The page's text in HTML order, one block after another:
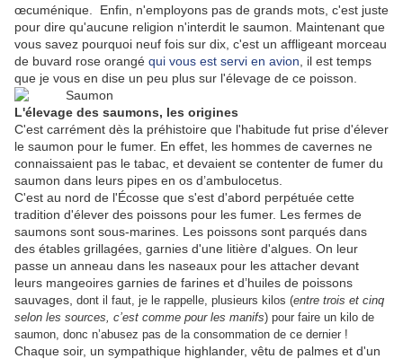
œcuménique. Enfin, n'employons pas de grands mots, c'est juste
pour dire qu'aucune religion n'interdit le saumon. Maintenant que
vous savez pourquoi neuf fois sur dix, c'est un affligeant morceau
de buvard rose orangé qui vous est servi en avion , il est temps
que je vous en dise un peu plus sur l'élevage de ce poisson.
L'élevage des saumons, les origines
C'est carrément dès la préhistoire que l'habitude fut prise d'élever
le saumon pour le fumer. En effet, les hommes de cavernes ne
connaissaient pas le tabac, et devaient se contenter de fumer du
saumon dans leurs pipes en os d’ambulocetus.
C'est au nord de l'Écosse que s'est d'abord perpétuée cette
tradition d'élever des poissons pour les fumer. Les fermes de
saumons sont sous-marines. Les poissons sont parqués dans
des étables grillagées, garnies d'une litière d'algues. On leur
passe un anneau dans les naseaux pour les attacher devant
leurs mangeoires garnies de farines et d’huiles de poissons
sauvages, dont il faut, je le rappelle, plusieurs kilos (entre trois et cinq
selon les sources, c’est comme pour les manifs) pour faire un kilo de
saumon, donc n’abusez pas de la consommation de ce dernier !
Chaque soir, un sympathique highlander, vêtu de palmes et d'un